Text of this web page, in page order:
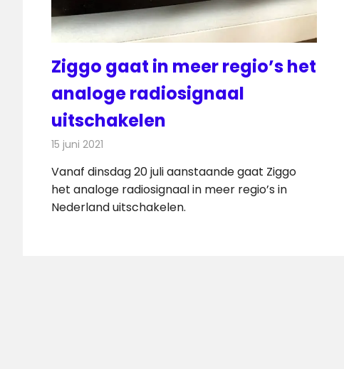
Ziggo gaat in meer regio’s het
analoge radiosignaal
uitschakelen
15 juni 2021
Vanaf dinsdag 20 juli aanstaande gaat Ziggo
het analoge radiosignaal in meer regio’s in
Nederland uitschakelen.